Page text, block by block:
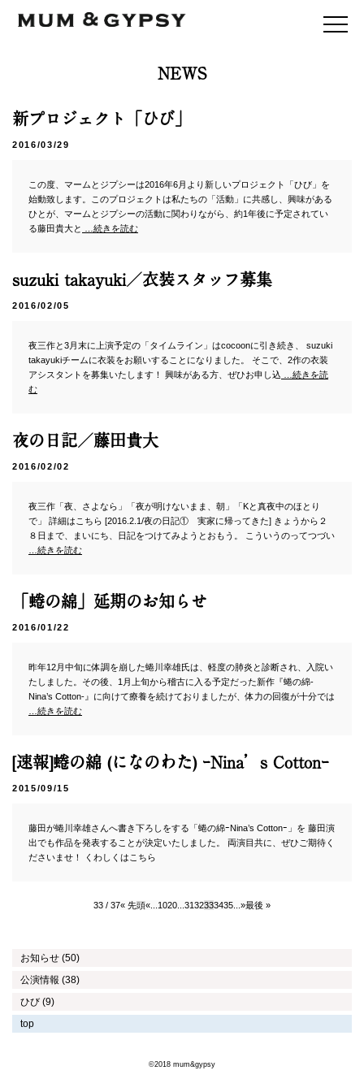
mum&gypsy
INTERVIEW
WORKSHOP
MEDIA
twitter
facebook
mum&gypsy
INTERVIEW
WORKSHOP
MEDIA
twitter
facebook
NEWS
新プロジェクト「ひび」
2016/03/29
この度、マームとジプシーは2016年6月より新しいプロジェクト「ひび」を
始動致します。このプロジェクトは私たちの「活動」に共感し、興味がある
ひとが、マームとジプシーの活動に関わりながら、約1年後に予定されてい
る藤田貴大と
…続きを読む
suzuki takayuki／衣装スタッフ募集
2016/02/05
夜三作と3月末に上演予定の「タイムライン」はcocoonに引き続き、 suzuki
takayukiチームに衣装をお願いすることになりました。 そこで、2作の衣装
アシスタントを募集いたします！ 興味がある方、ぜひお申し込 …続きを読
む
夜の日記／藤田貴大
2016/02/02
夜三作「夜、さよなら」「夜が明けないまま、朝」「Kと真夜中のほとり
で」 詳細はこちら [2016.2.1/夜の日記① 実家に帰ってきた] きょうから２
８日まで、まいにち、日記をつけてみようとおもう。 こういうのってつづい
…続きを読む
「蜷の綿」延期のお知らせ
2016/01/22
昨年12月中旬に体調を崩した蜷川幸雄氏は、軽度の肺炎と診断され、入院い
たしました。その後、1月上旬から稽古に入る予定だった新作『蜷の綿-
Nina’s Cotton-』に向けて療養を続けておりましたが、体力の回復が十分では
…続きを読む
[速報]蜷の綿 (になのわた) ｰNina’s Cottonｰ
2015/09/15
藤田が蜷川幸雄さんへ書き下ろしをする「蜷の綿ｰNina’s Cottonｰ」を 藤田演
出でも作品を発表することが決定いたしました。 両演目共に、ぜひご期待く
ださいませ！ くわしくはこちら
33 / 37« 先頭« 1020 3132333435 »最後 »
お知らせ (50)
公演情報 (38)
ひび (9)
top
©2018 mum&gypsy